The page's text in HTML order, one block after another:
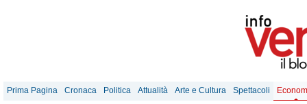
Prima Pagina Cronaca Politica Attualità Arte e Cultura Spettacoli